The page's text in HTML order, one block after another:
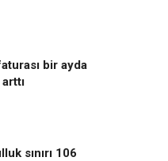
bir ayda
sınırı 106